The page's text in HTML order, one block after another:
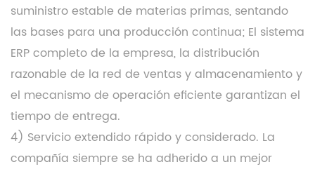
suministro estable de materias primas, sentando
las bases para una producción continua; El sistema
ERP completo de la empresa, la distribución
razonable de la red de ventas y almacenamiento y
el mecanismo de operación eficiente garantizan el
tiempo de entrega.
4) Servicio extendido rápido y considerado. La
compañía siempre se ha adherido a un mejor